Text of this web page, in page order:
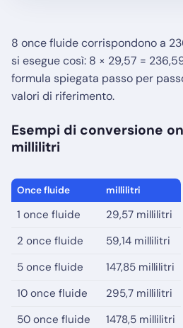
8 once fluide corrispondono a
si esegue così: 8 × 29,57 =
formula spiegata passo per
valori di riferimento.
Esempi di conversione
millilitri
Once fluide millilitri
1 once fluide
29,57 millilitri
2 once fluide
59,14 millilitri
5 once fluide
147,85 millilitri
10 once fluide
295,7 millilitri
50 once fluide
1478,5 millilitri